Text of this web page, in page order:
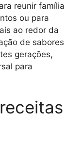
reunir família
ou para
ao redor da
de sabores
gerações,
para